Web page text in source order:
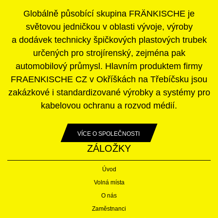
Globálně působící skupina FRÄNKISCHE je
světovou jedničkou v oblasti vývoje, výroby
a dodávek technicky špičkových plastových trubek
určených pro strojírenský, zejména pak
automobilový průmysl. Hlavním produktem firmy
FRAENKISCHE CZ v Okříškách na Třebíčsku jsou
zakázkové i standardizované výrobky a systémy pro
kabelovou ochranu a rozvod médií.
VÍCE O SPOLEČNOSTI
ZÁLOŽKY
Úvod
Volná místa
O nás
Zaměstnanci